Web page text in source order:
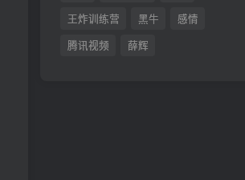
王炸训练营
黑牛
感情
腾讯视频
薛辉